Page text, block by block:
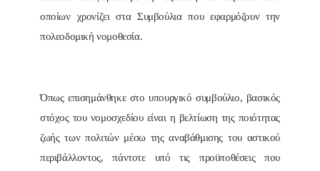
οποίων χρονίζει στα Συμβούλια που εφαρμόζουν την
πολεοδομική νομοθεσία.
Όπως επισημάνθηκε στο υπουργικό συμβούλιο, βασικός
στόχος του νομοσχεδίου είναι η βελτίωση της ποιότητας
ζωής των πολιτών μέσω της αναβάθμισης του αστικού
περιβάλλοντος, πάντοτε υπό τις προϋποθέσεις που